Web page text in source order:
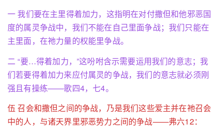
一 我们要在主里得着加力，这指明在对付撒但和他邪恶国
度的属灵争战中，我们不能在自己里面争战；我们只能在
主里面，在祂力量的权能里争战。
二 “要…得着加力，”这吩咐含示需要运用我们的意志；我
们若要得着加力来应付属灵的争战，我们的意志就必须刚
强且有操练——歌四4，七4。
伍 召会和撒但之间的争战，乃是我们这些爱主并在祂召会
中的人，与诸天界里邪恶势力之间的争战——弗六12：